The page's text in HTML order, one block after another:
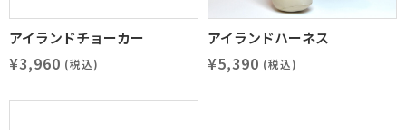
アイランドチョーカー
¥3,960 (税込)
アイランドハーネス
¥5,390 (税込)